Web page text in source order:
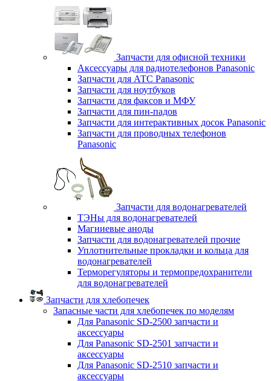
Запчасти для офисной техники
Аксессуары для радиотелефонов Panasonic
Запчасти для АТС Panasonic
Запчасти для ноутбуков
Запчасти для факсов и МФУ
Запчасти для пин-падов
Запчасти для интерактивных досок Panasonic
Запчасти для проводных телефонов
Panasonic
Запчасти для водонагревателей
ТЭНы для водонагревателей
Магниевые аноды
Запчасти для водонагревателей прочие
Уплотнительные прокладки и кольца для
водонагревателей
Терморегуляторы и термопредохранители
для водонагревателей
Запчасти для хлебопечек
Запасные части для хлебопечек по моделям
Для Panasonic SD-2500 запчасти и
аксессуары
Для Panasonic SD-2501 запчасти и
аксессуары
Для Panasonic SD-2510 запчасти и
аксессуары